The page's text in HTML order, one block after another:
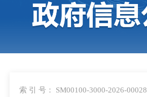
索 引 号： SM00100-3000-2026-00028